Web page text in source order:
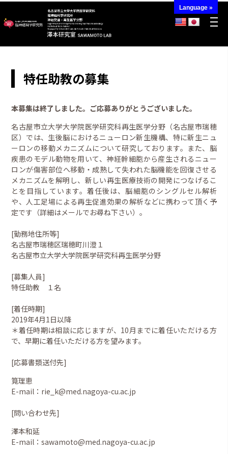
特任助教の募集
本募集は終了しました。ご応募ありがとうございました。
名古屋市立大学大学院医学研究科再生医学分野（名古屋市瑞穂
区）では、生後脳におけるニューロン新生機構、特に新生ニュ
ーロンの移動メカニズムについて研究しております。また、脳
疾患のモデル動物を用いて、神経幹細胞から産生されるニュー
ロンが傷害部位へ移動・成熟して失われた脳機能を回復させる
メカニズムを解明し、新しい再生医療技術の開発につなげるこ
とを目指しています。着任後は、脳細胞のシングルセル解析
や、人工足場による再生促進効果の解析などに携わって頂く予
定です（詳細はメールでお尋ね下さい）。
[勤務地住所等]
名古屋市瑞穂区瑞穂町川澄１
名古屋市立大学大学院医学研究科再生医学分野
[募集人員]
特任助教 １名
[着任時期]
2019年4月1日以降
＊着任時期は相談に応じますが、10月までに着任いただける方
で、早期に着任いただける方を望みます。
[応募書類送付先]
筧理恵
E-mail：rie_k@med.nagoya-cu.ac.jp
[問い合わせ先]
澤本和延
E-mail：sawamoto@med.nagoya-cu.ac.jp
Language »